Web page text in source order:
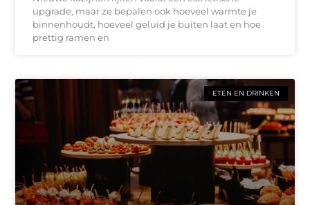
upgrade, maar ze bepalen ook hoeveel warmte je
binnenhoudt, hoeveel geluid je buiten laat en hoe
prettig ramen en
ETEN EN DRINKEN